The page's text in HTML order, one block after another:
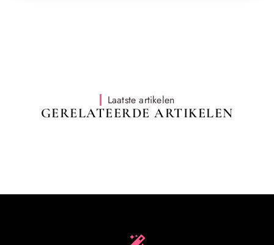
Laatste artikelen
GERELATEERDE ARTIKELEN